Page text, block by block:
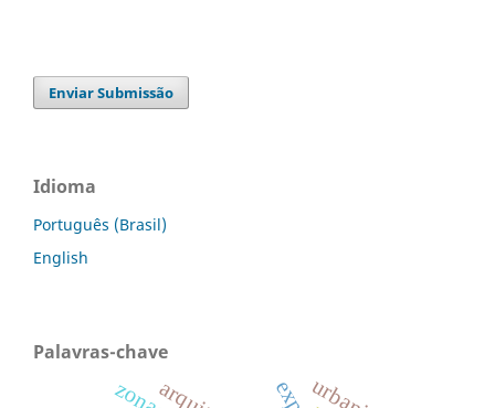
Enviar Submissão
Idioma
Português (Brasil)
English
Palavras-chave